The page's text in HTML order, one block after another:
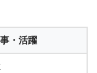
・活躍